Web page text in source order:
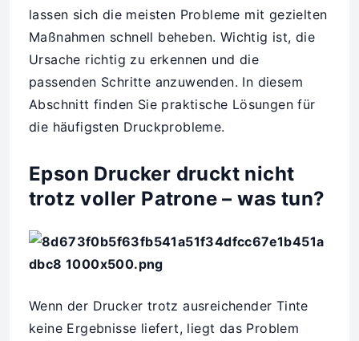
lassen sich die meisten Probleme mit gezielten
Maßnahmen schnell beheben. Wichtig ist, die
Ursache richtig zu erkennen und die
passenden Schritte anzuwenden. In diesem
Abschnitt finden Sie praktische Lösungen für
die häufigsten Druckprobleme.
Epson Drucker druckt nicht
trotz voller Patrone – was tun?
Wenn der Drucker trotz ausreichender Tinte
keine Ergebnisse liefert, liegt das Problem